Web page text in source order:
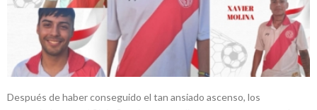
Después de haber conseguido el tan ansiado ascenso, los